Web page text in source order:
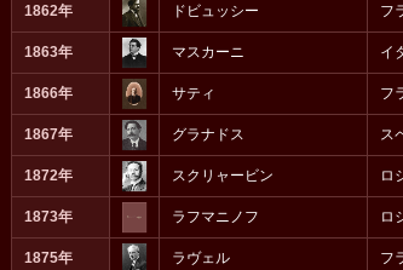
1862年 ドビュッシー フ
1863年 マスカーニ イ
1866年 サティ フ
1867年 グラナドス ス
1872年 スクリャービン ロ
1873年 ラフマニノフ ロ
1875年 ラヴェル フ